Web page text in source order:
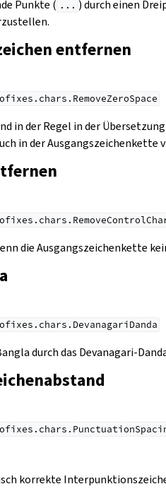
Punkte ( ... ) durch einen
entfernen
in der Regel in der
in der Ausgangszeichenkette
die Ausgangszeichenkette
durch das Devanagari-
korrekte